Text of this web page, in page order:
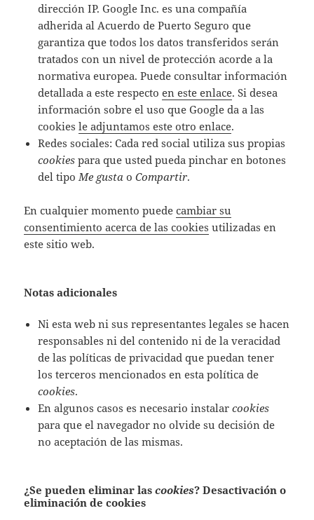
dirección IP. Google Inc. es una compañía
adherida al Acuerdo de Puerto Seguro que
garantiza que todos los datos transferidos serán
tratados con un nivel de protección acorde a la
normativa europea. Puede consultar información
detallada a este respectoen este enlace. Si desea
información sobre el uso que Google da a las
cookiesle adjuntamos este otro enlace.
Redes sociales: Cada red social utiliza sus propias
cookies para que usted pueda pinchar en botones
del tipoMe gusta oCompartir.
En cualquier momento puedecambiar su
consentimiento acerca de las cookies utilizadas en
este sitio web.
Notas adicionales
Ni esta web ni sus representantes legales se hacen
responsables ni del contenido ni de la veracidad
de las políticas de privacidad que puedan tener
los terceros mencionados en esta política de
cookies.
En algunos casos es necesario instalarcookies
para que el navegador no olvide su decisión de
no aceptación de las mismas.
¿Se pueden eliminar lascookies? Desactivación o
eliminación de cookies